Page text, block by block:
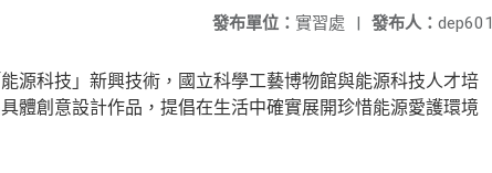
發布人： dep601
發布單位： 實習處 |
源科技」新興技術，國立科學工藝博物館與能源科技人才培
體創意設計作品，提倡在生活中確實展開珍惜能源愛護環境